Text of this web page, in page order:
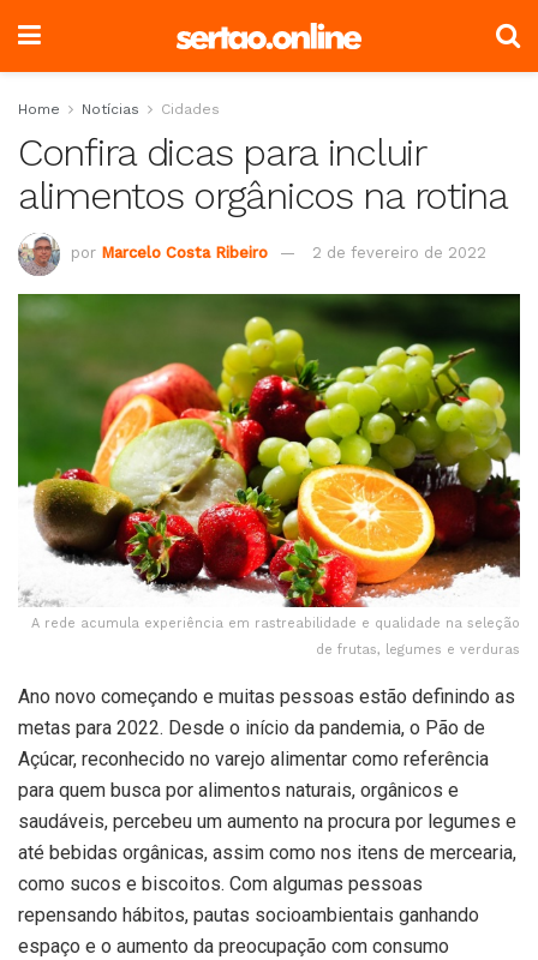
Home Notícias Cidades
Confira dicas para incluir
alimentos orgânicos na rotina
por Marcelo Costa Ribeiro 2 de fevereiro de 2022
A rede acumula experiência em rastreabilidade e qualidade na seleção
de frutas, legumes e verduras
Ano novo começando e muitas pessoas estão definindo as
metas para 2022. Desde o início da pandemia, o Pão de
Açúcar, reconhecido no varejo alimentar como referência
para quem busca por alimentos naturais, orgânicos e
saudáveis, percebeu um aumento na procura por legumes e
até bebidas orgânicas, assim como nos itens de mercearia,
como sucos e biscoitos. Com algumas pessoas
repensando hábitos, pautas socioambientais ganhando
espaço e o aumento da preocupação com consumo